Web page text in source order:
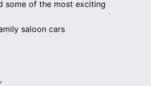
some of the most exciting
saloon cars